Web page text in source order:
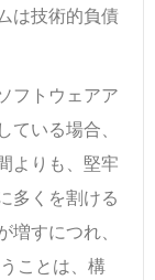
は技術的負債
フトウェアア
いる場合、
よりも、堅牢
多くを割ける
すにつれ、
ことは、構